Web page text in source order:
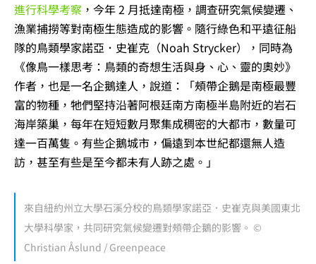
進行科學考察 ，今年 2 月抵達南極，調查研究氣候變遷、
漁業捕撈等對南極生態造成的影響。隨行綠色和平遠征船
隊的鳥類學家諾亞．史崔克（Noah Strycker），同時為
《像鳥一樣思考：鳥類的奇想生活與身、心、靈的奧妙》
作者，也是一名企鵝達人，說道：「頰帶企鵝是南極最豐
富的物種，牠們堅持沿著阿根廷南方南極半島附近的岩石
海岸築巢，每年在短短數月聚集成稠密的大都市，數量可
達一百萬隻。有些企鵝城市，偏遠到本世紀都還無人造
訪，甚至有些是至今都未有人跡之處。」
來自紐約州立大學石溪分校的鳥類學家諾亞．史崔克與美國東北
大學科學家，共同研究氣候變遷對頰帶企鵝的影響。 ©
Christian Åslund / Greenpeace